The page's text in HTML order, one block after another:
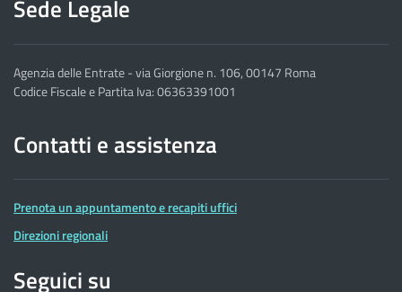
Sede Legale
Agenzia delle Entrate - via Giorgione n. 106, 00147 Roma
Codice Fiscale e Partita Iva: 06363391001
Contatti e assistenza
Prenota un appuntamento e recapiti uffici
Direzioni regionali
Seguici su